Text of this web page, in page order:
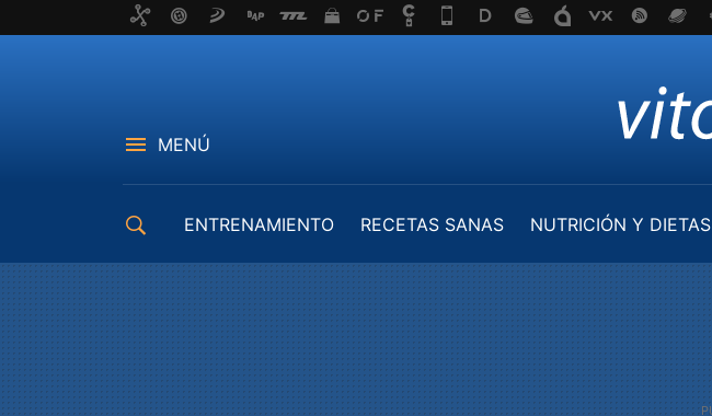
MENÚ
ENTRENAMIENTO RECETAS SANAS NUTRICIÓN Y DIETAS